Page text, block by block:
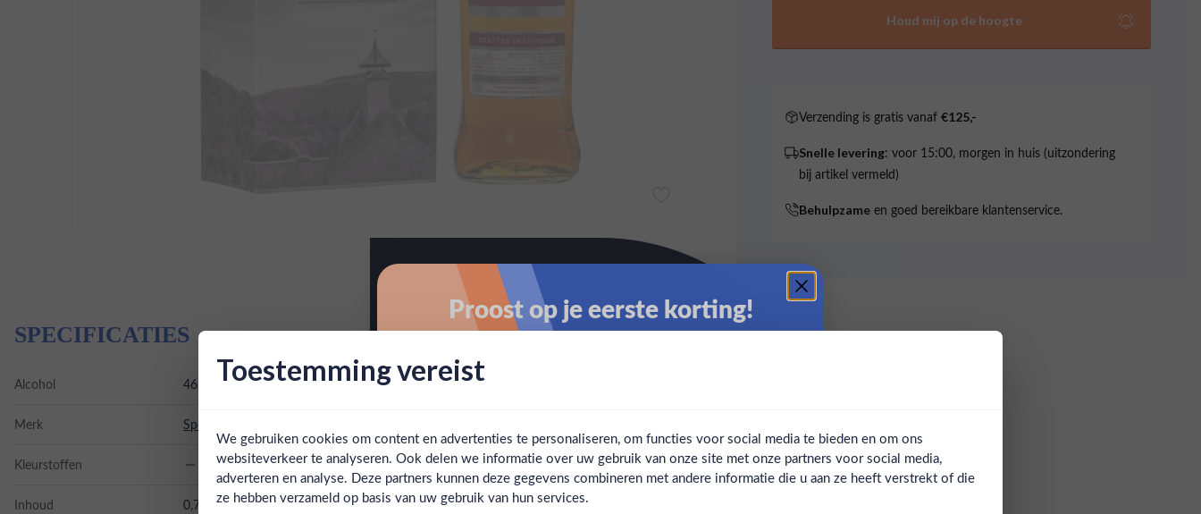
Ben jij 18 jaar of ouder?
Houd mij op de hoogte
Verzending is gratis vanaf€125,-
Snelle levering: voor 15:00, morgen in huis (uitzondering
bij artikel vermeld)
Behulpzame en goed bereikbare klantenservice.
SPECIFICATIES
Alcohol 46.00%
Merk Speyburn
Kleurstoffen
Inhoud 0,7L
Toestemming vereist
We gebruiken cookies om content en advertenties te personaliseren, om functies voor social media te bieden en om ons
websiteverkeer te analyseren. Ook delen we informatie over uw gebruik van onze site met onze partners voor social media,
adverteren en analyse. Deze partners kunnen deze gegevens combineren met andere informatie die u aan ze heeft verstrekt of die
ze hebben verzameld op basis van uw gebruik van hun services.
Proost op je eerste korting!
Claim mijn korting